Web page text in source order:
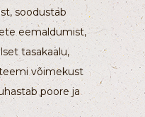
soodustab
eemaldumist,
tasakaalu,
võimekust
poore ja